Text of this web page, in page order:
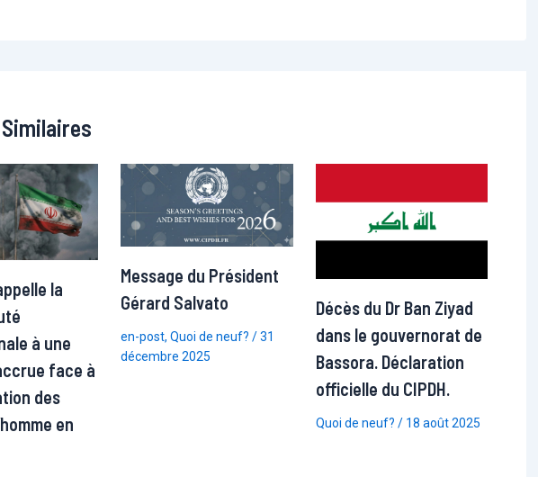
la
à une
face à
des
en
Message du Président
Gérard Salvato
en-post,Quoi de neuf? /31
décembre 2025
Décès du Dr Ban Ziyad
dans le gouvernorat de
Bassora. Déclaration
officielle du CIPDH.
Quoi de neuf? / 18 août 2025